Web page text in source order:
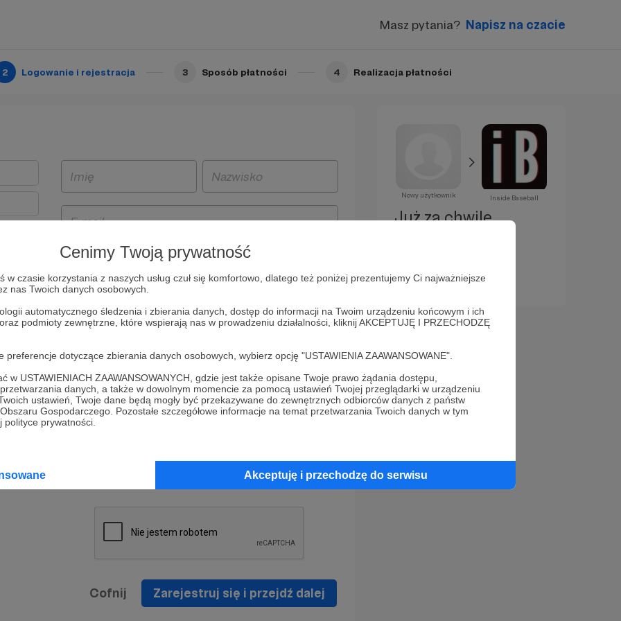
Cenimy Twoją prywatność
w czasie korzystania z naszych usług czuł się komfortowo, dlatego też poniżej prezentujemy Ci najważniejsze
nas Twoich danych osobowych.
automatycznego śledzenia i zbierania danych, dostęp do informacji na Twoim urządzeniu końcowym i ich
podmioty zewnętrzne, które wspierają nas w prowadzeniu działalności, kliknij AKCEPTUJĘ I PRZECHODZĘ
dotyczące zbierania danych osobowych, wybierz opcję "USTAWIENIA ZAAWANSOWANE".
w USTAWIENIACH ZAAWANSOWANYCH, gdzie jest także opisane Twoje prawo żądania dostępu,
danych, a także w dowolnym momencie za pomocą ustawień Twojej przeglądarki w urządzeniu
ustawień, Twoje dane będą mogły być przekazywane do zewnętrznych odbiorców danych z państw
Gospodarczego. Pozostałe szczegółowe informacje na temat przetwarzania Twoich danych w tym
prywatności.
Akceptuję i przechodzę do serwisu
Masz pytania? Napisz na czacie
2 Logowanie i rejestracja 3 Sposób płatności 4 Realizacja płatności
i
będą
z
prawo
na
Politykę Prywatności
* Wyrażam zgodę na przetwarzanie moich danych
osobowych podanych w formularzu rejestracyjnym w celu
prawidłowego świadczenia usług serwisu Patronite.
informacji handlowych - newslettera. Opcja ta może zostać
Cofnij Zarejestruj się i przejdź dalej
Nowy użytkownik Inside Baseball
Już za chwilę